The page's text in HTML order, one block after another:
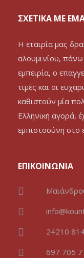
ΣΧΕΤΙΚΑ ΜΕ
Η εταιρία μας
αλουμινίου,
εμπειρία, ο
τιμές και οι
καθιστούν μία
Ελληνική αγορά,
εμπιστοσύνη στο
ΕΠΙΚΟΙΝΩΝΙΑ
24210
697 705